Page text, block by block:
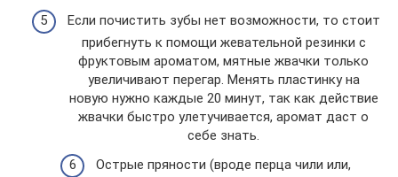
Если почистить зубы нет возможности, то стоит
прибегнуть к помощи жевательной резинки с
фруктовым ароматом, мятные жвачки только
увеличивают перегар. Менять пластинку на
новую нужно каждые 20 минут, так как действие
жвачки быстро улетучивается, аромат даст о
себе знать.
Острые пряности (вроде перца чили или,